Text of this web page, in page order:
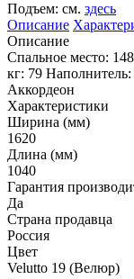
Подъем: см. здесь
Описание
Описание
Спальное место:
кг: 79
Аккордеон
Характеристики
Ширина (мм)
1620
Длина (мм)
1040
Гарантия
Да
Страна продавца
Россия
Цвет
Velutto 19 (Велюр)